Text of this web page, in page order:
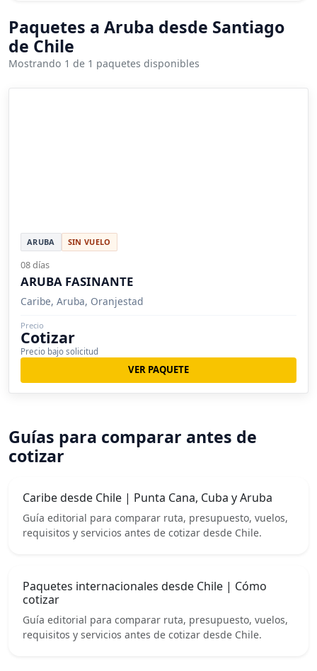
Paquetes a Aruba desde Santiago
de Chile
Mostrando 1 de 1 paquetes disponibles
ARUBA SIN VUELO
08 días
ARUBA FASINANTE
Caribe, Aruba, Oranjestad
Precio
Cotizar
Precio bajo solicitud
VER PAQUETE
Guías para comparar antes de
cotizar
Caribe desde Chile | Punta Cana, Cuba y Aruba
Guía editorial para comparar ruta, presupuesto, vuelos,
requisitos y servicios antes de cotizar desde Chile.
Paquetes internacionales desde Chile | Cómo
cotizar
Guía editorial para comparar ruta, presupuesto, vuelos,
requisitos y servicios antes de cotizar desde Chile.